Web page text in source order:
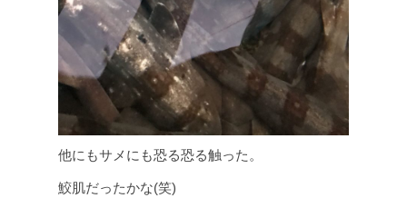
他にもサメにも恐る恐る触った。
鮫肌だったかな(笑)